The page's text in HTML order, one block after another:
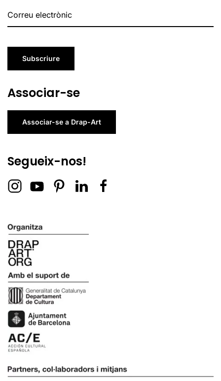
Subscriure
Associar-se
Associar-se a Drap-Art
Segueix-nos!